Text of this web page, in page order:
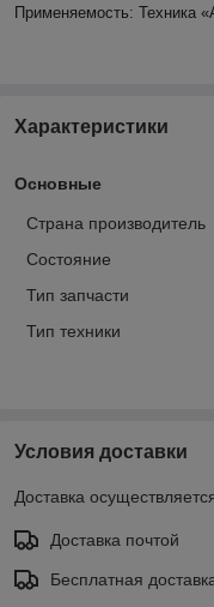
Применяемость: Техника
Характеристики
Основные
Страна производитель
Состояние
Тип запчасти
Тип техники
Условия доставки
Доставка
Доставка почтой
Бесплатная